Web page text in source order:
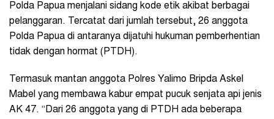
Polda Papua menjalani sidang kode etik akibat berbagai
pelanggaran. Tercatat dari jumlah tersebut, 26 anggota
Polda Papua di antaranya dijatuhi hukuman pemberhentian
tidak dengan hormat (PTDH).
Termasuk mantan anggota Polres Yalimo Bripda Askel
Mabel yang membawa kabur empat pucuk senjata api jenis
AK 47. “Dari 26 anggota yang di PTDH ada beberapa